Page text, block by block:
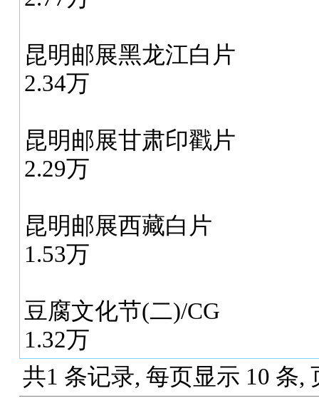
昆明邮展黑龙江白片
2.34万
昆明邮展甘肃印戳片
2.29万
昆明邮展西藏白片
1.53万
豆腐文化节(二)/CG
1.32万
共1 条记录, 每页显示 10 条,